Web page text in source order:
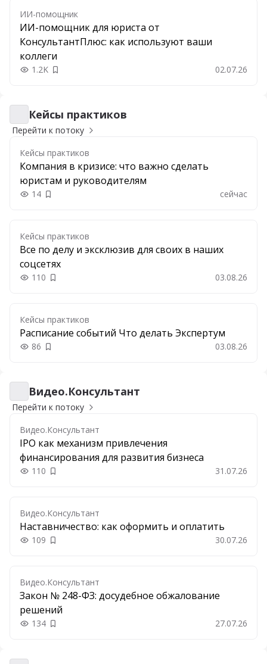
ИИ-помощник
ИИ-помощник для юриста от
КонсультантПлюс: как используют ваши
коллеги
1.2K Добавить в закладки 02.07.26
Кейсы практиков
Кейсы практиков
Перейти к потоку
Кейсы практиков
Компания в кризисе: что важно сделать
юристам и руководителям
14 Добавить в закладки сейчас
Кейсы практиков
Все по делу и эксклюзив для своих в наших
соцсетях
110 Добавить в закладки 03.08.26
Кейсы практиков
Расписание событий Что делать Экспертум
86 Добавить в закладки 03.08.26
Видео.Консультант
Видео.Консультант
Перейти к потоку
Видео.Консультант
IPO как механизм привлечения
финансирования для развития бизнеса
110 Добавить в закладки 31.07.26
Видео.Консультант
Наставничество: как оформить и оплатить
109 Добавить в закладки 30.07.26
Видео.Консультант
Закон № 248-ФЗ: досудебное обжалование
решений
134 Добавить в закладки 27.07.26